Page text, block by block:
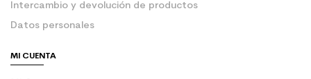
Intercambio y devolución de productos
Datos personales
MI CUENTA